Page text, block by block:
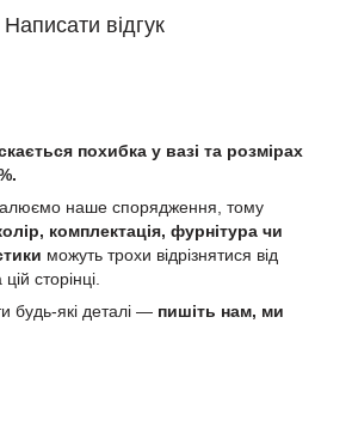
Написати відгук
похибка у вазі та розмірах
наше спорядження, тому
комплектація, фурнітура чи
можуть трохи відрізнятися від
сторінці.
будь-які деталі — пишіть нам, ми